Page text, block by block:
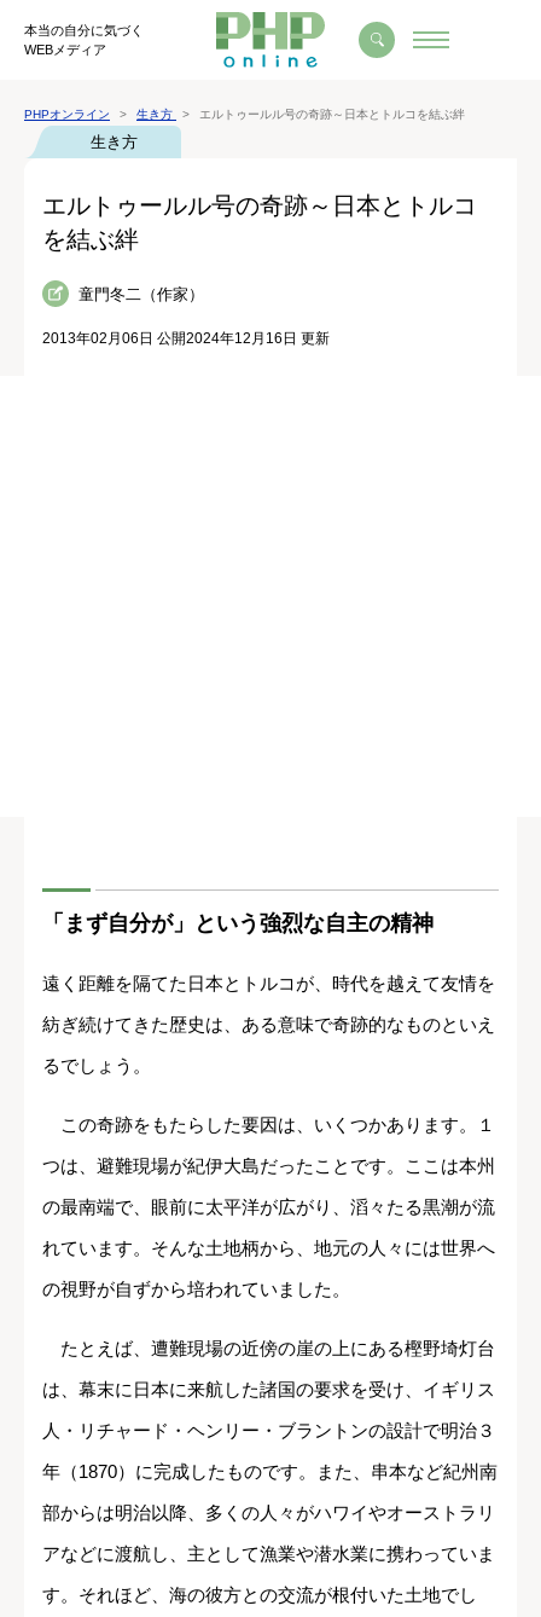
本当の自分に気づく
WEBメディア
PHPオンライン 生き方 エルトゥールル号の奇跡～日本とトルコを結ぶ絆
生き方
エルトゥールル号の奇跡～日本とトルコ
を結ぶ絆
童門冬二（作家）
2013年02月06日 公開2024年12月16日 更新
「まず自分が」という強烈な自主の精神
遠く距離を隔てた日本とトルコが、時代を越えて友情を
紡ぎ続けてきた歴史は、ある意味で奇跡的なものといえ
るでしょう。
この奇跡をもたらした要因は、いくつかあります。１
つは、避難現場が紀伊大島だったことです。ここは本州
の最南端で、眼前に太平洋が広がり、滔々たる黒潮が流
れています。そんな土地柄から、地元の人々には世界へ
の視野が自ずから培われていました。
たとえば、遭難現場の近傍の崖の上にある樫野埼灯台
は、幕末に日本に来航した諸国の要求を受け、イギリス
人・リチャード・ヘンリー・ブラントンの設計で明治３
年（1870）に完成したものです。また、串本など紀州南
部からは明治以降、多くの人々がハワイやオーストラリ
アなどに渡航し、主として漁業や潜水業に携わっていま
す。それほど、海の彼方との交流が根付いた土地でし